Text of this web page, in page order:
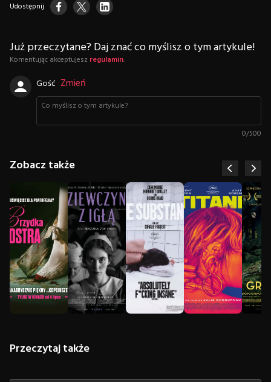
Udostępnij
Już przeczytane? Daj znać co myślisz o tym artykule!
Komentując akceptujesz regulamin.
Gość Zmień
0/500
Zobacz także
Przeczytaj także